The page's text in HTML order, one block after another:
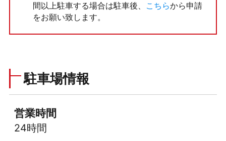
間以上駐車する場合は駐車後、
こちらから申請
をお願い致します。
駐車場情報
営業時間
24時間